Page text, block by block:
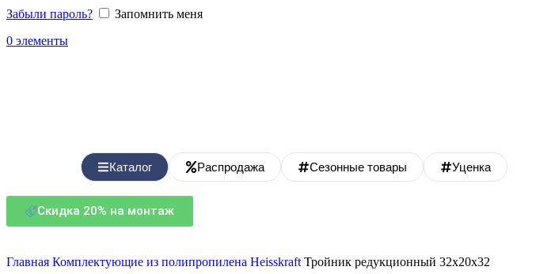
Забыли пароль?
Запомнить меня
0 элементы
Каталог Распродажа Сезонные товары Уценка
Скидка 20% на монтаж
Главная Комплектующие из полипропилена Heisskraft Тройник редукционный 32х20х32